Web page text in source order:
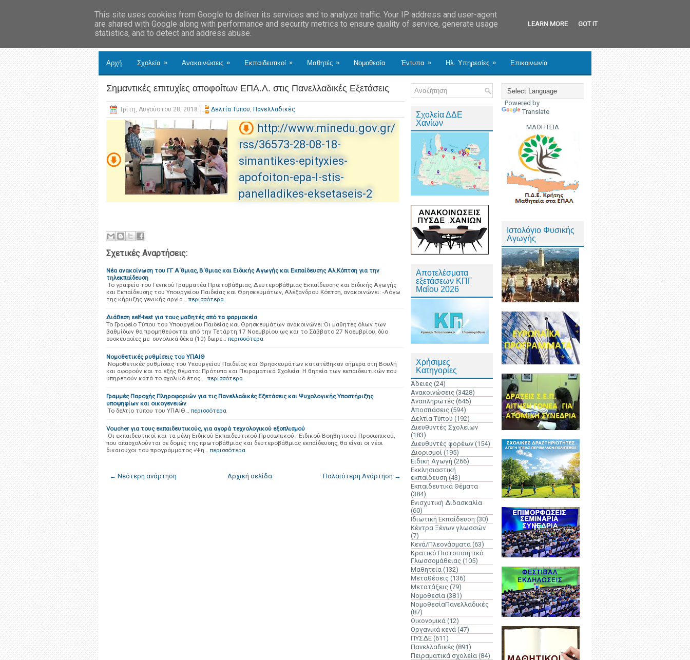
Αρχή Σχολεία » Ανακοινώσεις » Εκπαιδευτικοί » Μαθητές » Νομοθεσία Έντυπα » Ηλ. Υπηρεσίες » Επικοινωνία
Σημαντικές επιτυχίες αποφοίτων ΕΠΑ.Λ. στις Πανελλαδικές Εξετάσεις
Τρίτη, Αυγούστου 28, 2018 Δελτία Τύπου, Πανελλαδικές
http://www.minedu.gov.gr/
rss/36573-28-08-18-
simantikes-epityxies-
apofoiton-epa-l-stis-
panelladikes-eksetaseis-2
Σχετικές Αναρτήσεις:
Νέα ανακοίνωση του ΓΓ Α΄θμιας, Β΄θμιας και Ειδικής Αγωγής και Εκπαίδευσης Αλ.Κόπτση για την
τηλεκπαίδευση
Το γραφείο του Γενικού Γραμματέα Πρωτοβάθμιας, Δευτεροβάθμιας Εκπαίδευσης και Ειδικής Αγωγής
και Εκπαίδευσης του Υπουργείου Παιδείας και Θρησκευμάτων, Αλέξανδρου Κόπτση, ανακοινώνει: -Λόγω
της κήρυξης γενικής αργία… περισσότερα
Διάθεση self-test για τους μαθητές από τα φαρμακεία
Το Γραφείο Τύπου του Υπουργείου Παιδείας και Θρησκευμάτων ανακοινώνει:Οι μαθητές όλων των
βαθμίδων θα προμηθεύονται από την Τετάρτη 17 Νοεμβρίου ως και το Σάββατο 27 Νοεμβρίου, δύο
συσκευασίες με συνολικά δέκα (10) δωρε… περισσότερα
Νομοθετικές ρυθμίσεις του ΥΠΑΙΘ
Νομοθετικές ρυθμίσεις του Υπουργείου Παιδείας και Θρησκευμάτων κατατέθηκαν σήμερα στη Βουλή
και αφορούν και τα εξής θέματα: Πρότυπα και Πειραματικά Σχολεία: Η θητεία των εκπαιδευτικών που
υπηρετούν κατά το σχολικό έτος … περισσότερα
Γραμμές Παροχής Πληροφοριών για τις Πανελλαδικές Εξετάσεις και Ψυχολογικής Υποστήριξης
υποψηφίων και οικογενειών
To δελτίο τύπου του ΥΠΑΙΘ… περισσότερα
Voucher για τους εκπαιδευτικούς, για αγορά τεχνολογικού εξοπλισμού
Οι εκπαιδευτικοί και τα μέλη Ειδικού Εκπαιδευτικού Προσωπικού - Ειδικού Βοηθητικού Προσωπικού,
που απασχολούνται σε δομές της πρωτοβάθμιας και δευτεροβάθμιας εκπαίδευσης, θα είναι οι νέοι
δικαιούχοι του προγράμματος «Ψη… περισσότερα
← Νεότερη ανάρτηση Παλαιότερη Ανάρτηση →
Αρχική σελίδα
Σχολεία ΔΔΕ
Χανίων
Αποτελέσματα
εξετάσεων ΚΠΓ
Μαΐου 2026
Χρήσιμες
Κατηγορίες
Άδειες (24)
Ανακοινώσεις (3428)
Αναπληρωτές (645)
Αποσπάσεις (594)
Δελτία Τύπου (192)
Διευθυντές Σχολείων
(183)
Διευθυντές φορέων (154)
Διορισμοί (195)
Ειδική Αγωγή (266)
Εκκλησιαστική
εκπαίδευση (43)
Εκπαιδευτικά Θέματα
(384)
Ενισχυτική Διδασκαλία
(60)
Ιδιωτική Εκπαίδευση (30)
Κέντρα Ξένων γλωσσών
(7)
Κενά/Πλεονάσματα (63)
Κρατικό Πιστοποιητικό
Γλωσσομάθειας (105)
Μαθητεία (132)
Μεταθέσεις (136)
Μετατάξεις (79)
Νομοθεσία (381)
ΝομοθεσίαΠανελλαδικές
(87)
Οικονομικά (12)
Οργανικά κενά (47)
ΠΥΣΔΕ (611)
Πανελλαδικές (891)
Πειραματικά σχολεία (84)
Powered by
Translate
ΜΑΘΗΤΕΙΑ
Ιστολόγιο Φυσικής
Αγωγής
This site uses cookies from Google to deliver its services and to analyze traffic. Your IP address and user-agent
are shared with Google along with performance and security metrics to ensure quality of service, generate usage
statistics, and to detect and address abuse.
LEARN MORE GOT IT